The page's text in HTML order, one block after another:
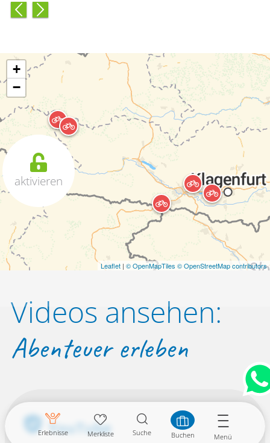
Erlebnisse Merkliste Suche Buchen Menü
aktivieren
+
−
Leaflet | © OpenMapTiles © OpenStreetMap contributors
Videos ansehen:
Abenteuer erleben
YouTube